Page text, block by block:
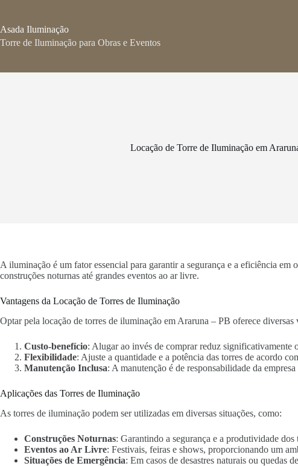
o
conteúdo
Asada Iluminação
Torre de Iluminação para Obras e Eventos
Locação de Torre de Iluminação em
A iluminação é um fator essencial para garantir a segurança e a eficiência
construções noturnas até grandes eventos ao ar livre.
Vantagens da Locação de Torres de Iluminação
Optar pela locação de torres de iluminação em Araruna – PB oferece diversas
Custo-benefício: Alugar ao invés de comprar reduz significativamente
Flexibilidade: Ajuste a quantidade e a potência das torres de acordo
Manutenção Inclusa: A manutenção é de responsabilidade da
Aplicações das Torres de Iluminação
As torres de iluminação podem ser utilizadas em diversas situações, como:
Construções Noturnas: Garantindo a segurança e a produtividade dos
Eventos ao Ar Livre: Festivais, feiras e shows, proporcionando um
Situações de Emergência: Em casos de desastres naturais ou quedas